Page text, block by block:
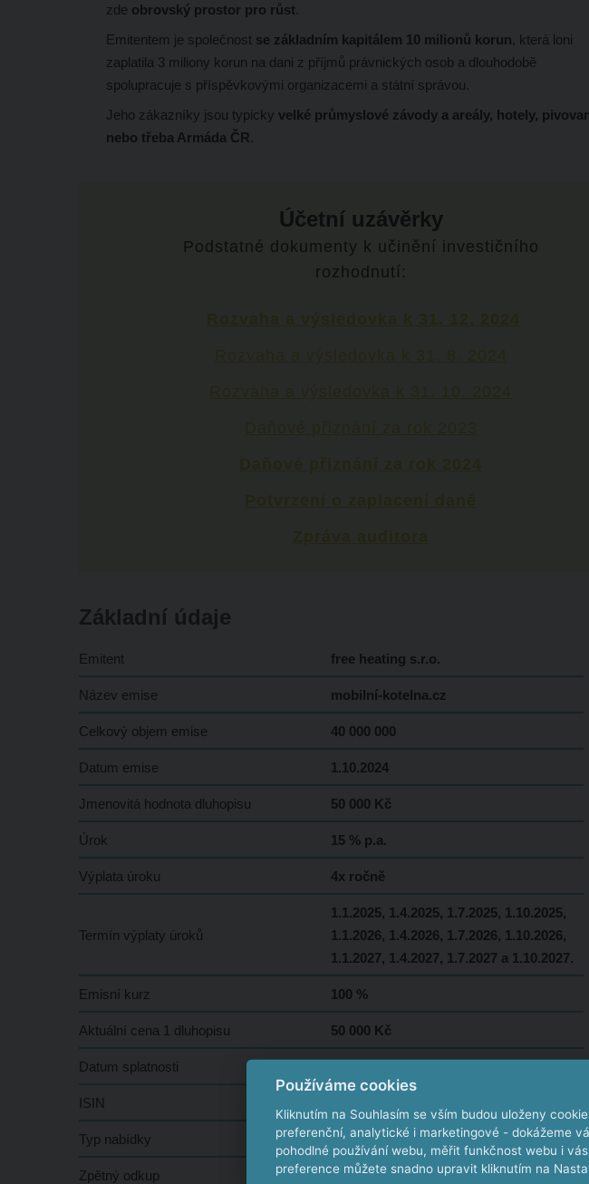
zde obrovský prostor pro růst.
Emitentem je společnost se základním kapitálem 10 milionů korun, která loni
zaplatila 3 miliony korun na dani z příjmů právnických osob a dlouhodobě
spolupracuje s příspěvkovými organizacemi a státní správou.
Jeho zákazníky jsou typicky velké průmyslové závody a areály, hotely,
nebo třeba Armáda ČR.
Účetní uzávěrky
Podstatné dokumenty k učinění investičního
rozhodnutí:
Základní údaje
Emitent free heating s.r.o.
Název emise mobilní-kotelna.cz
Celkový objem emise 40 000 000
Datum emise 1.10.2024
Jmenovitá hodnota dluhopisu 50 000 Kč
Úrok 15 % p.a.
Výplata úroku 4x ročně
Termín výplaty úroků
1.1.2025, 1.4.2025, 1.7.2025, 1.10.2025,
1.1.2026, 1.4.2026, 1.7.2026, 1.10.2026,
1.1.2027, 1.4.2027, 1.7.2027 a 1.10.2027.
Emisní kurz 100 %
Aktuální cena 1 dluhopisu 50 000 Kč
Datum splatnosti
ISIN
Typ nabídky Veřejná
Zpětný odkup Ano
Používáme cookies
Kliknutím na Souhlasím se vším budou uloženy
preferenční, analytické i marketingové - dokážeme
pohodlné používání webu, měřit funkčnost webu i
preference můžete snadno upravit kliknutím na